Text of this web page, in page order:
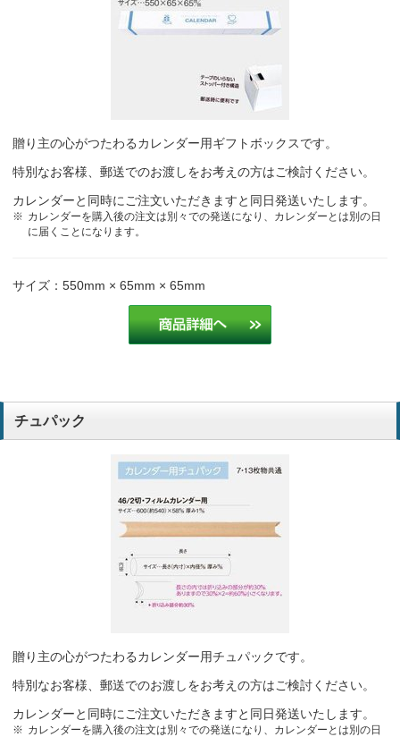
贈り主の心がつたわるカレンダー用ギフトボックスです。
特別なお客様、郵送でのお渡しをお考えの方はご検討ください。
カレンダーと同時にご注文いただきますと同日発送いたします。
カレンダーを購入後の注文は別々での発送になり、カレンダーとは別の日
に届くことになります。
サイズ：550mm × 65mm × 65mm
チュパック
贈り主の心がつたわるカレンダー用チュパックです。
特別なお客様、郵送でのお渡しをお考えの方はご検討ください。
カレンダーと同時にご注文いただきますと同日発送いたします。
カレンダーを購入後の注文は別々での発送になり、カレンダーとは別の日